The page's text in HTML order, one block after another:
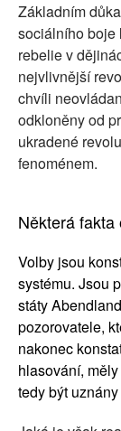
Základním
sociálního boje
rebelie v
nejvlivnější
chvíli
odkloněny od
ukradené
fenoménem.
Některá fakta
Volby jsou
systému. Jsou
státy
pozorovatele,
nakonec
hlasování,
tedy být